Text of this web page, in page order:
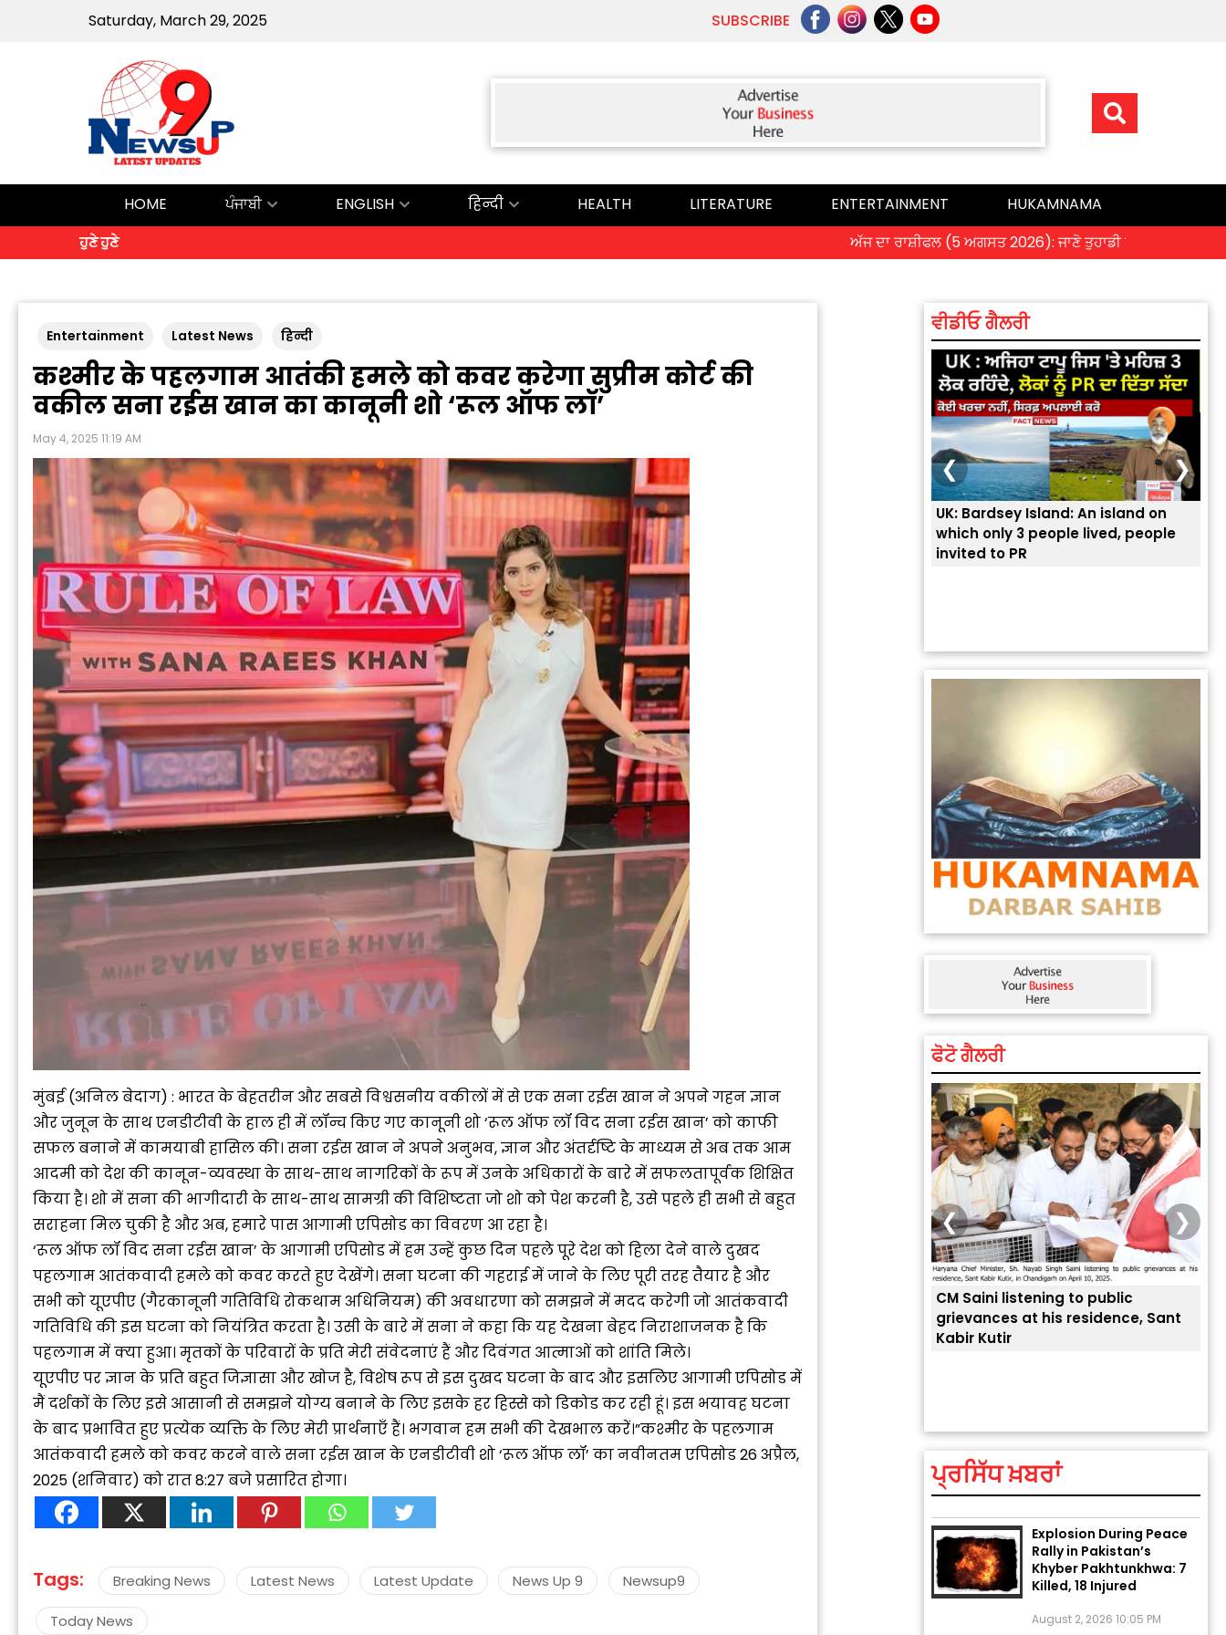
Saturday, March 29, 2025 SUBSCRIBE
HOME ਪੰਜਾਬੀ ENGLISH हिन्दी HEALTH LITERATURE ENTERTAINMENT
HUKAMNAMA
ਹੁਣੇ ਹੁਣੇ
ਅੱਜ ਦਾ ਰਾਸ਼ੀਫਲ (5 ਅਗਸਤ 2026): ਜਾਣੋ ਤੁਹਾਡੀ ਰਾਸ਼ੀ ‘ਤੇ ਗ੍ਰਹਿਆਂ ਦੀ
Entertainment Latest News हिन्दी
कश्मीर के पहलगाम आतंकी हमले को कवर करेगा सुप्रीम कोर्ट की
वकील सना रईस खान का कानूनी शो ‘रूल ऑफ लॉ’
May 4, 2025 11:19 AM
मुंबई (अनिल बेदाग) : भारत के बेहतरीन और सबसे विश्वसनीय वकीलों में से एक सना रईस खान ने अपने गहन ज्ञान
और जुनून के साथ एनडीटीवी के हाल ही में लॉन्च किए गए कानूनी शो ‘रूल ऑफ लॉ विद सना रईस खान’ को काफी
सफल बनाने में कामयाबी हासिल की। सना रईस खान ने अपने अनुभव, ज्ञान और अंतर्दृष्टि के माध्यम से अब तक आम
आदमी को देश की कानून-व्यवस्था के साथ-साथ नागरिकों के रूप में उनके अधिकारों के बारे में सफलतापूर्वक शिक्षित
किया है। शो में सना की भागीदारी के साथ-साथ सामग्री की विशिष्टता जो शो को पेश करनी है, उसे पहले ही सभी से बहुत
सराहना मिल चुकी है और अब, हमारे पास आगामी एपिसोड का विवरण आ रहा है।
‘रूल ऑफ लॉ विद सना रईस खान’ के आगामी एपिसोड में हम उन्हें कुछ दिन पहले पूरे देश को हिला देने वाले दुखद
पहलगाम आतंकवादी हमले को कवर करते हुए देखेंगे। सना घटना की गहराई में जाने के लिए पूरी तरह तैयार है और
सभी को यूएपीए (गैरकानूनी गतिविधि रोकथाम अधिनियम) की अवधारणा को समझने में मदद करेगी जो आतंकवादी
गतिविधि की इस घटना को नियंत्रित करता है। उसी के बारे में सना ने कहा कि यह देखना बेहद निराशाजनक है कि
पहलगाम में क्या हुआ। मृतकों के परिवारों के प्रति मेरी संवेदनाएं हैं और दिवंगत आत्माओं को शांति मिले।
यूएपीए पर ज्ञान के प्रति बहुत जिज्ञासा और खोज है, विशेष रूप से इस दुखद घटना के बाद और इसलिए आगामी एपिसोड में
मैं दर्शकों के लिए इसे आसानी से समझने योग्य बनाने के लिए इसके हर हिस्से को डिकोड कर रही हूं। इस भयावह घटना
के बाद प्रभावित हुए प्रत्येक व्यक्ति के लिए मेरी प्रार्थनाएँ हैं। भगवान हम सभी की देखभाल करें।”कश्मीर के पहलगाम
आतंकवादी हमले को कवर करने वाले सना रईस खान के एनडीटीवी शो ‘रूल ऑफ लॉ’ का नवीनतम एपिसोड 26 अप्रैल,
2025 (शनिवार) को रात 8:27 बजे प्रसारित होगा।
Tags: Breaking News Latest News Latest Update News Up 9 Newsup9
Today News
ਵੀਡੀਓ ਗੈਲਰੀ
Prabh Harmandar Sohna
Naam Sada Sukhdai
UK: Bardsey Island: An island on
which only 3 people lived, people
invited to PR
❮ ❯
ਫੋਟੋ ਗੈਲਰੀ
“Success starts with every
challenge, not from the comfort
zone.”
मंत्री अनिल विज ने सुनी लोगों की
समस्याएं
CM Saini listening to public
grievances at his residence, Sant
Kabir Kutir
❮ ❯
ਪ੍ਰਸਿੱਧ ਖ਼ਬਰਾਂ
ਗ੍ਰਹਿਆਂ ਦੀ...
August 5, 2026 6:23 AM
Explosion During Peace
Rally in Pakistan’s
Khyber Pakhtunkhwa: 7
Killed, 18 Injured